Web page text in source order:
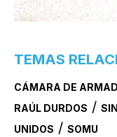
TEMAS
CÁMARA DE
RAÚL DURDOS /
UNIDOS / SOMU